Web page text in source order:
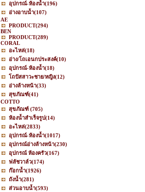
อุปกรณ์-ห้องน้ำ(196)
อ่างอาบน้ำ(107)
AE
PRODUCT(294)
BEN
PRODUCT(289)
CORAL
อะไหล่(18)
อ่าง/โถเอนกประสงค์(10)
อุปกรณ์-ห้องน้ำ(18)
โถปัสสาวะชาย/หญิง(12)
อ่างล้างหน้า(33)
สุขภัณฑ์(41)
COTTO
สุขภัณฑ์ (705)
ห้องน้ำสำเร็จรูป(14)
อะไหล่(2833)
อุปกรณ์-ห้องน้ำ(1017)
อุปกรณ์อ่างล้างหน้า(230)
อุปกรณ์ ห้องครัว(167)
ฟลัชวาล์ว(174)
ก๊อกน้ำ(1926)
ถังน้ำ(281)
ส่วนอาบน้ำ(593)